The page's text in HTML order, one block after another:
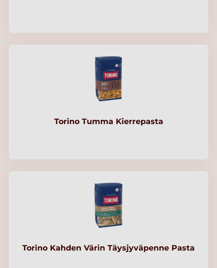
Torino Tumma Kierrepasta
Torino Kahden Värin Täysjyväpenne Pasta